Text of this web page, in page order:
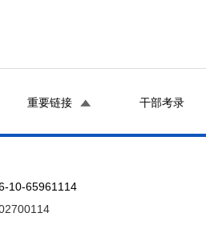
重要链接 干部考录
10-65961114